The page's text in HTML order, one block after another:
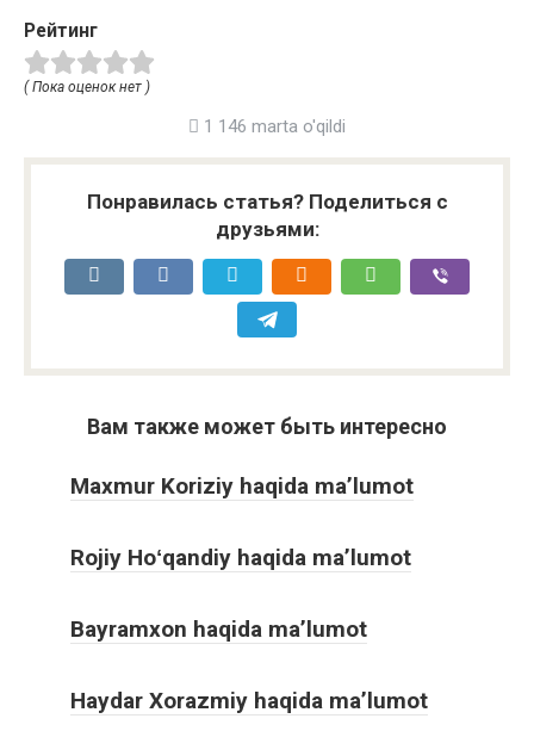
Рейтинг
( Пока оценок нет )
1 146 marta o'qildi
Понравилась статья? Поделиться с
друзьями:
Вам также может быть интересно
Maxmur Koriziy haqida ma’lumot
Rojiy Hoʻqandiy haqida ma’lumot
Bayramxon haqida ma’lumot
Haydar Xorazmiy haqida ma’lumot